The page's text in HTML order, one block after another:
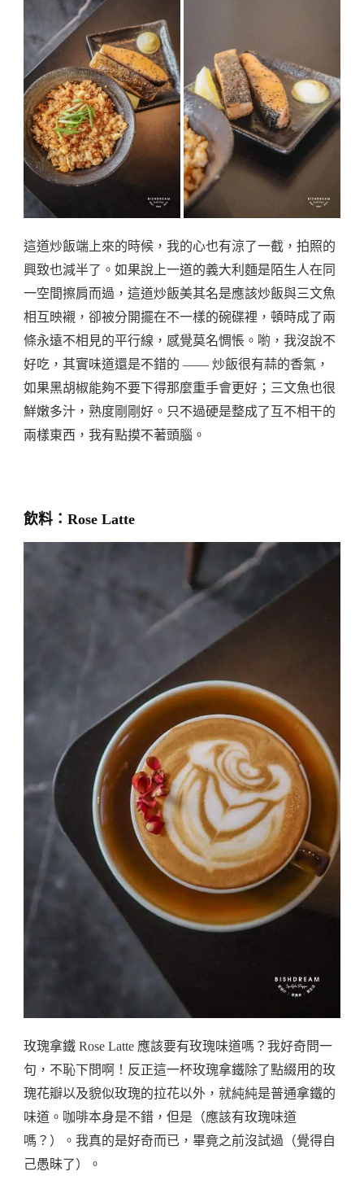
這道炒飯端上來的時候，我的心也有涼了一截，拍照的
興致也減半了。如果說上一道的義大利麵是陌生人在同
一空間擦肩而過，這道炒飯美其名是應該炒飯與三文魚
相互映襯，卻被分開擺在不一樣的碗碟裡，頓時成了兩
條永遠不相見的平行線，感覺莫名惆悵。喲，我沒說不
好吃，其實味道還是不錯的 —— 炒飯很有蒜的香氣，
如果黑胡椒能夠不要下得那麼重手會更好；三文魚也很
鮮嫩多汁，熟度剛剛好。只不過硬是整成了互不相干的
兩樣東西，我有點摸不著頭腦。
飲料：Rose Latte
玫瑰拿鐵 Rose Latte 應該要有玫瑰味道嗎？我好奇問一
句，不恥下問啊！反正這一杯玫瑰拿鐵除了點綴用的玫
瑰花瓣以及貌似玫瑰的拉花以外，就純純是普通拿鐵的
味道。咖啡本身是不錯，但是（應該有玫瑰味道
嗎？）。我真的是好奇而已，畢竟之前沒試過（覺得自
己愚昧了）。